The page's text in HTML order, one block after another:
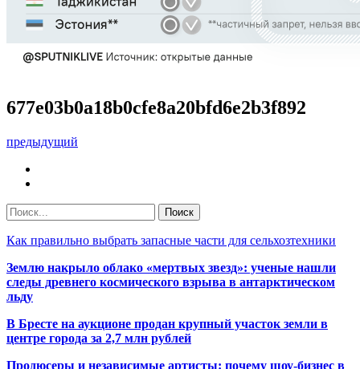
677e03b0a18b0cfe8a20bfd6e2b3f892
предыдущий
Как правильно выбрать запасные части для сельхозтехники
Землю накрыло облако «мертвых звезд»: ученые нашли
следы древнего космического взрыва в антарктическом
льду
В Бресте на аукционе продан крупный участок земли в
центре города за 2,7 млн рублей
Продюсеры и независимые артисты: почему шоу-бизнес в